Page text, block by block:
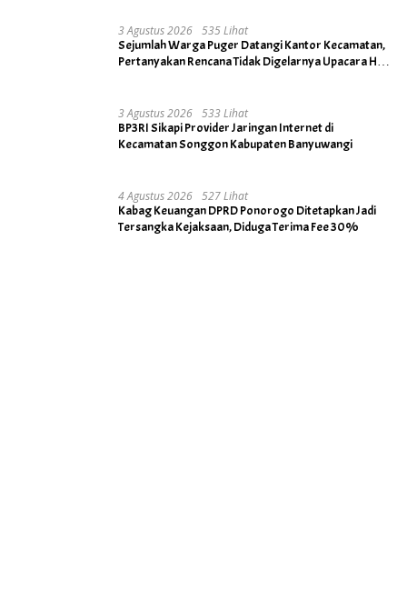
3 Agustus 2026 535 Lihat
Sejumlah Warga Puger Datangi Kantor Kecamatan,
Pertanyakan Rencana Tidak Digelarnya Upacara HUT
3 Agustus 2026 533 Lihat
BP3RI Sikapi Provider Jaringan Internet di
Kecamatan Songgon Kabupaten Banyuwangi
4 Agustus 2026 527 Lihat
Kabag Keuangan DPRD Ponorogo Ditetapkan Jadi
Tersangka Kejaksaan, Diduga Terima Fee 30%